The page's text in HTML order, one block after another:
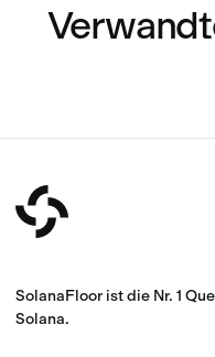
SolanaFloor ist die Nr. 1
Solana.